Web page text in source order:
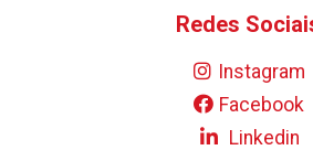
Redes
Instagram
Facebook
Linkedin